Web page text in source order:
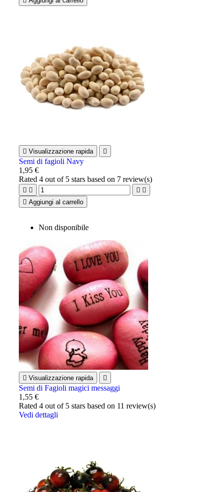
 Visualizzazione rapida 
Semi di fagioli Navy
1,95 €
Rated4 out of 5 stars based on 7 review(s)
   
 Aggiungi al carrello
Non disponibile
 Visualizzazione rapida 
Semi di Fagioli magici messaggi
1,55 €
Rated4 out of 5 stars based on 11 review(s)
Vedi dettagli